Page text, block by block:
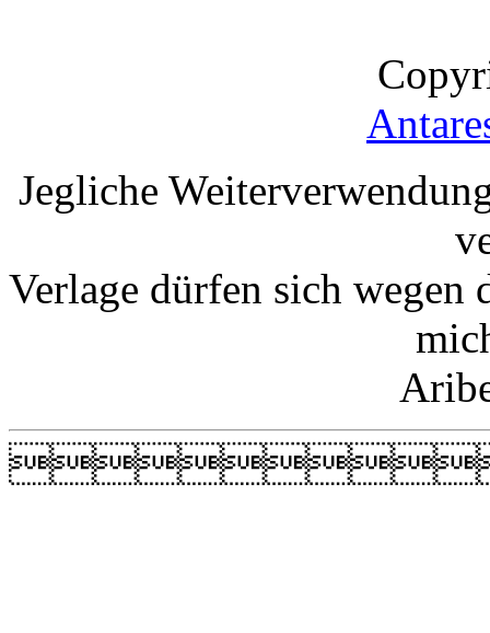
Jegliche
Verlage dürfen sich wegen